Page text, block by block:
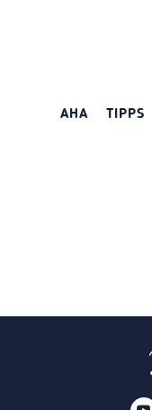
AHA TIPPS